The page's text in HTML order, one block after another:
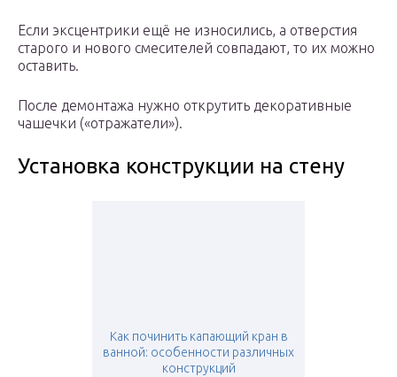
Если эксцентрики ещё не износились, а отверстия
старого и нового смесителей совпадают, то их можно
оставить.
После демонтажа нужно открутить декоративные
чашечки («отражатели»).
Установка конструкции на стену
Как починить капающий кран в
ванной: особенности различных
конструкций